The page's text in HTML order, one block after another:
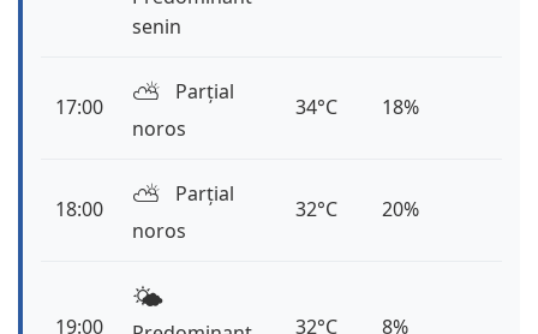
senin
17:00 ⛅️
Parțial
noros
34°C 18%
18:00 ⛅️
Parțial
noros
32°C 20%
19:00
🌤️
32°C 8%